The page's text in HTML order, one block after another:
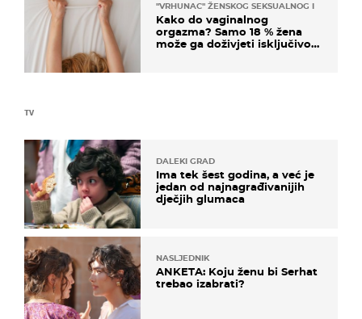
TV
DALEKI GRAD
Ima tek šest godina, a već je
jedan od najnagrađivanijih
dječjih glumaca
NASLJEDNIK
ANKETA: Koju ženu bi Serhat
trebao izabrati?
"VRHUNAC" ŽENSKOG SEKSUALNOG ISKUSTVA
Kako do vaginalnog
orgazma? Samo 18 % žena
može ga doživjeti isključivo